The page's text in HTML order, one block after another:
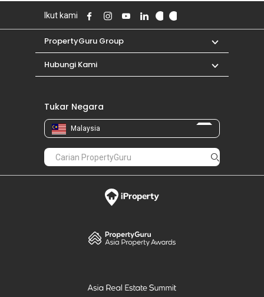
Ikut kami
PropertyGuru Group
Hubungi Kami
Tukar Negara
Malaysia